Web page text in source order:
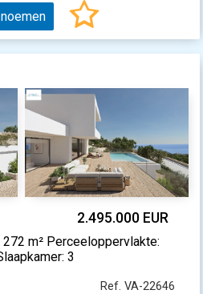
2.495.000 EUR
m² Perceeloppervlakte:
3
Ref. VA-22646